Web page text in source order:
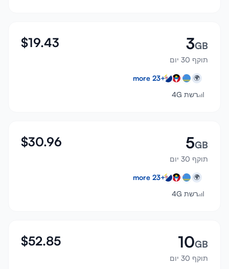
3GB
תוקף 30 יום
$19.43
🌍
+
23
רשת 4G
5GB
תוקף 30 יום
$30.96
🌍
+
23
רשת 4G
10GB
תוקף 30 יום
$52.85